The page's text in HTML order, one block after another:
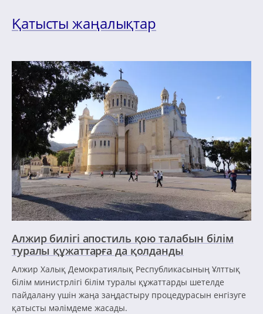
Қатысты жаңалықтар
Алжир билігі апостиль қою талабын білім
туралы құжаттарға да қолданды
Алжир Халық Демократиялық Республикасының Ұлттық
білім министрлігі білім туралы құжаттарды шетелде
пайдалану үшін жаңа заңдастыру процедурасын енгізуге
қатысты мәлімдеме жасады.